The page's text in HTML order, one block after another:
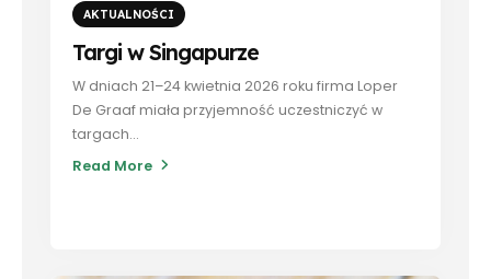
AKTUALNOŚCI
Targi w Singapurze
W dniach 21–24 kwietnia 2026 roku firma Loper
De Graaf miała przyjemność uczestniczyć w
targach...
Read More